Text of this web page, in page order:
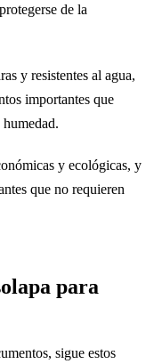
de la
y resistentes al agua,
importantes que
y ecológicas, y
que no requieren
para
sigue estos